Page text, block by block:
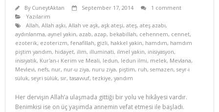
By CuneytAktan September 17, 2014
1 comment
Yazılarım
Allah, Allah aşkı, Allah ve aşk, aşk ateşi, ateş, ateş azabı,
aydınlanma, aynel yakin, azab, azap, bekabillah, cehennem, cennet,
ezoterik, ezoterizm, fenafillah, gizli, hakkel yakin, hamdım, hamdım
piştim yandım, hidayet, ilim, illuminati, ilmel yakin, inisiyasyon,
inisiyatik, Kur'an-ı Kerim ve Meali, ledun, ledun ilmi, melek, Mevlana,
Mevlevi, nefs, nur, nur-u ziya, nuru ziya, piştim, ruh, semazen, seyr-i
süluk, seyri sülük, sır, tasavvuf, tezkiye, yandım
Her dervişin Allah’a ulaşmada gittiği bir yolu ve hikâyesi vardır.
Benimkisi ise on üç yaşımda annemin vefat etmesi ile başladı.